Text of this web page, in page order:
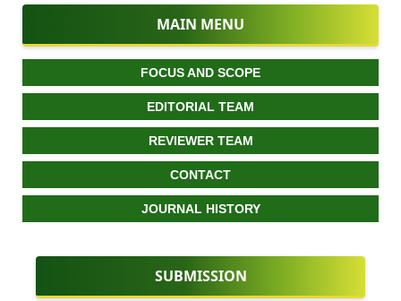
MAIN MENU
FOCUS AND SCOPE
EDITORIAL TEAM
REVIEWER TEAM
CONTACT
JOURNAL HISTORY
SUBMISSION